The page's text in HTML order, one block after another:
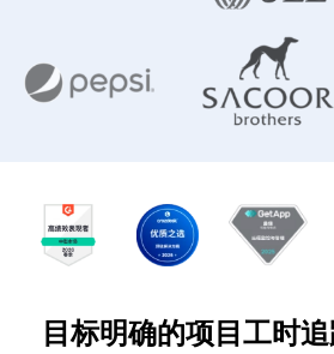
目标明确的项目工时